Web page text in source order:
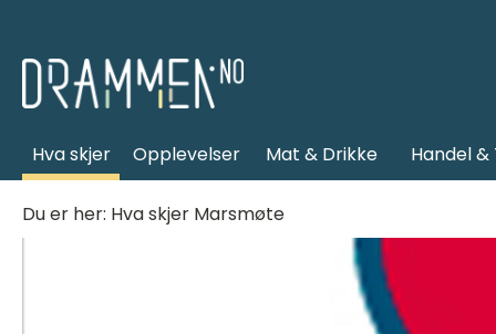
Hva skjer Opplevelser Mat & Drikke Handel
Du er her: Hva skjer Marsmøte